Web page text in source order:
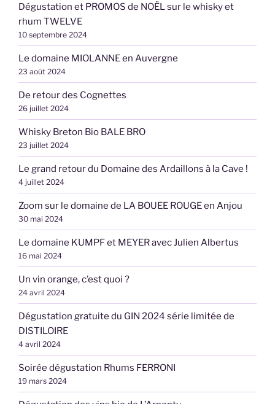
Dégustation et PROMOS de NOËL sur le whisky et
rhum TWELVE
10 septembre 2024
Le domaine MIOLANNE en Auvergne
23 août 2024
De retour des Cognettes
26 juillet 2024
Whisky Breton Bio BALE BRO
23 juillet 2024
Le grand retour du Domaine des Ardaillons à la Cave !
4 juillet 2024
Zoom sur le domaine de LA BOUEE ROUGE en Anjou
30 mai 2024
Le domaine KUMPF et MEYER avec Julien Albertus
16 mai 2024
Un vin orange, c’est quoi ?
24 avril 2024
Dégustation gratuite du GIN 2024 série limitée de
DISTILOIRE
4 avril 2024
Soirée dégustation Rhums FERRONI
19 mars 2024